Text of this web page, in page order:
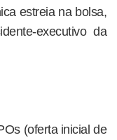
estreia na bolsa,
executivo da
(oferta inicial de